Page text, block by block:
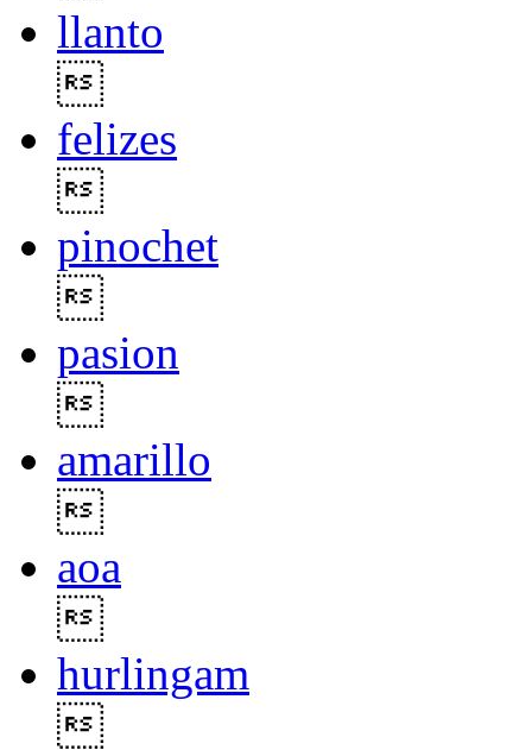
llanto
felizes
pinochet
pasion
amarillo
aoa
hurlingam